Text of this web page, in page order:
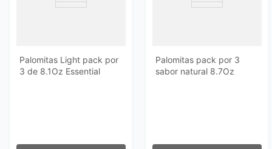
Palomitas Light pack por
3 de 8.1Oz Essential
Palomitas pack por 3
sabor natural 8.7Oz